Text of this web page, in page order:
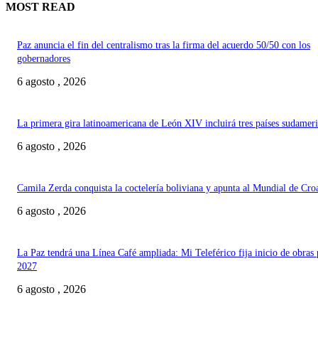
MOST READ
Paz anuncia el fin del centralismo tras la firma del acuerdo 50/50 con los
gobernadores
6 agosto , 2026
La primera gira latinoamericana de León XIV incluirá tres países
6 agosto , 2026
Camila Zerda conquista la coctelería boliviana y apunta al Mundial de
6 agosto , 2026
La Paz tendrá una Línea Café ampliada: Mi Teleférico fija inicio de obras
2027
6 agosto , 2026